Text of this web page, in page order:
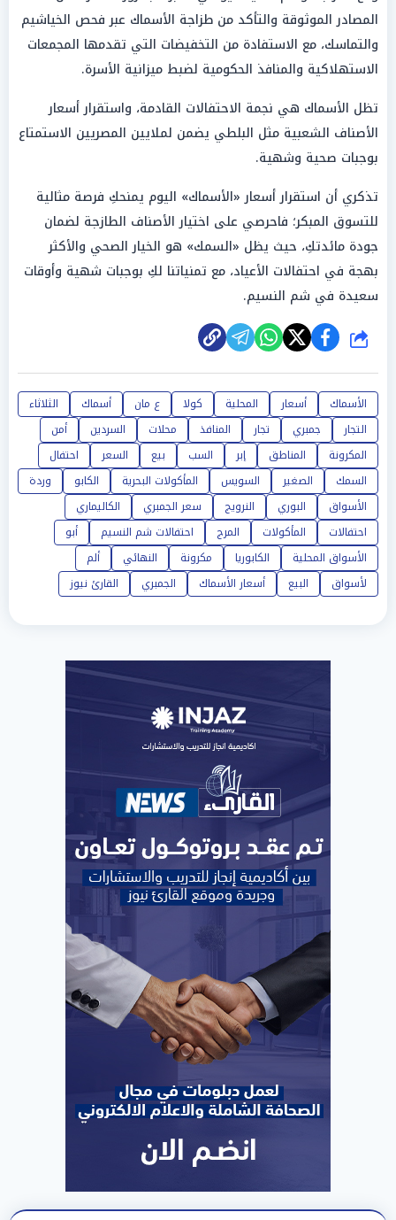
المصادر الموثوقة والتأكد من طزاجة الأسماك عبر فحص الخياشيم
والتماسك، مع الاستفادة من التخفيضات التي تقدمها المجمعات
الاستهلاكية والمنافذ الحكومية لضبط ميزانية الأسرة.
تظل الأسماك هي نجمة الاحتفالات القادمة، واستقرار أسعار
الأصناف الشعبية مثل البلطي يضمن لملايين المصريين الاستمتاع
بوجبات صحية وشهية.
تذكري أن استقرار أسعار «الأسماك» اليوم يمنحكِ فرصة مثالية
للتسوق المبكر؛ فاحرصي على اختيار الأصناف الطازجة لضمان
جودة مائدتكِ، حيث يظل «السمك» هو الخيار الصحي والأكثر
بهجة في احتفالات الأعياد، مع تمنياتنا لكِ بوجبات شهية وأوقات
سعيدة في شم النسيم.
شارك
الأسماك أسعار المحلية كولا ع مان أسماك
الثلاثاء
التجار
جمبري تجار المنافذ محلات السردين
أمن
المكرونة
المناطق إبر السب بيع السعر
احتفال
السمك
الصغير السويس المأكولات البحرية الكابو
وردة
الأسواق
البوري النرويج سعر الجمبري
الكاليماري
احتفالات
المأكولات المرج احتفالات شم النسيم
أبو
الأسواق المحلية
الكابوريا مكرونة النهائي
ألم
لأسواق
البيع أسعار الأسماك الجمبري القارئ نيوز